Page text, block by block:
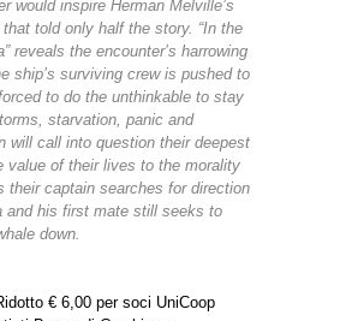
would inspire Herman Melville’s
told only half the story. “In the
reveals the encounter’s harrowing
ship’s surviving crew is pushed to
to do the unthinkable to stay
starvation, panic and
will call into question their deepest
value of their lives to the morality
their captain searches for direction
and his first mate still seeks to
down.
€ 6,00 per soci UniCoop